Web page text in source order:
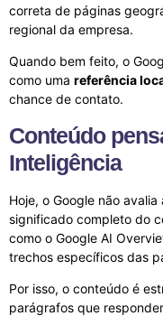
correta de páginas
regional da empresa.
Quando bem feito, o
como uma referência
chance de contato.
Conteúdo
Inteligência
Hoje, o Google não
significado completo do
como o Google AI
trechos específicos das
Por isso, o conteúdo é
parágrafos que